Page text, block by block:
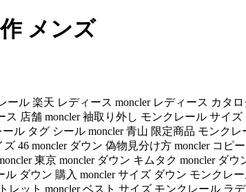
メンズ
ル 楽天 レディース moncler レディース カタ
店舗 moncler 袖取り外し モンクレール サイズ
ル タグ シール moncler 青山 限定商品 モンク
46 moncler ダウン 偽物見分け方 moncler コピ
東京 moncler ダウン キムタク moncler ダ
ル ダウン 購入 moncler サイズ ダウン モンクレ
ット moncler ベスト サイズ モンクレール ラ